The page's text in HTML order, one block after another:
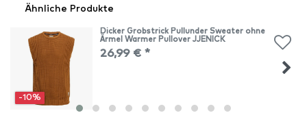
Ähnliche Produkte
-10%
Dicker Grobstrick Pullunder Sweater ohne
Ärmel Warmer Pullover JJENICK
26,99 € *